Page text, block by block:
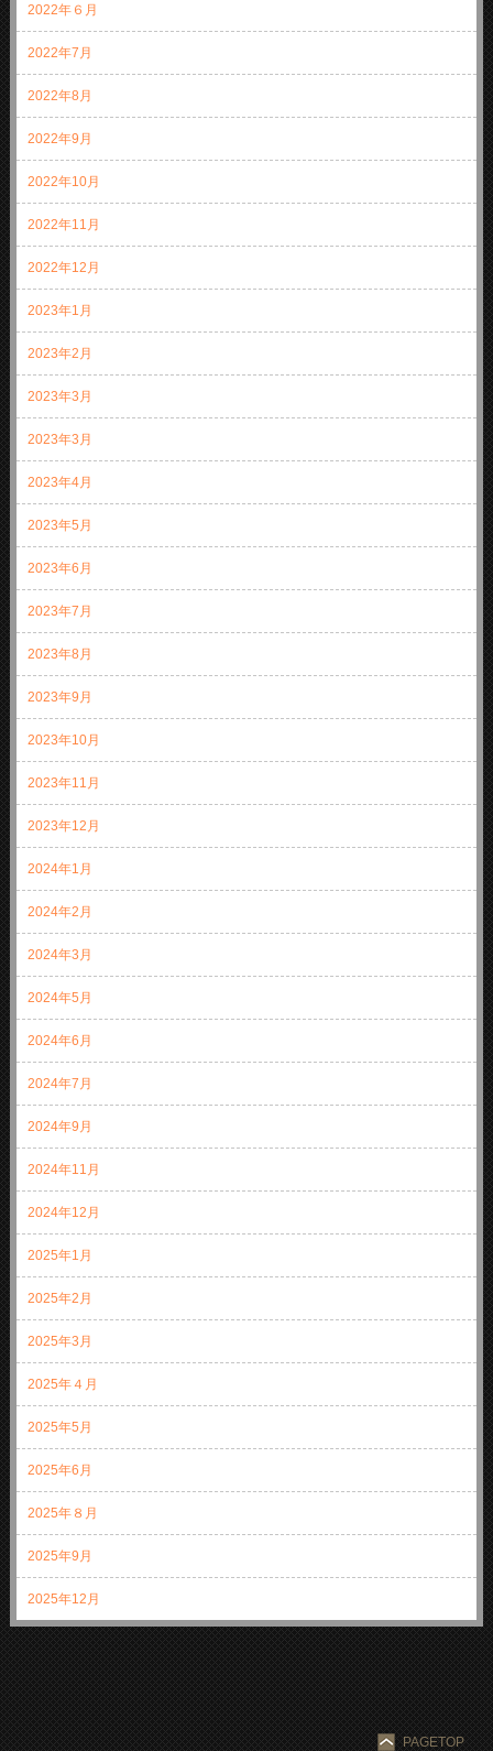
2022年６月
2022年7月
2022年8月
2022年9月
2022年10月
2022年11月
2022年12月
2023年1月
2023年2月
2023年3月
2023年3月
2023年4月
2023年5月
2023年6月
2023年7月
2023年8月
2023年9月
2023年10月
2023年11月
2023年12月
2024年1月
2024年2月
2024年3月
2024年5月
2024年6月
2024年7月
2024年9月
2024年11月
2024年12月
2025年1月
2025年2月
2025年3月
2025年４月
2025年5月
2025年6月
2025年８月
2025年9月
2025年12月
PAGETOP